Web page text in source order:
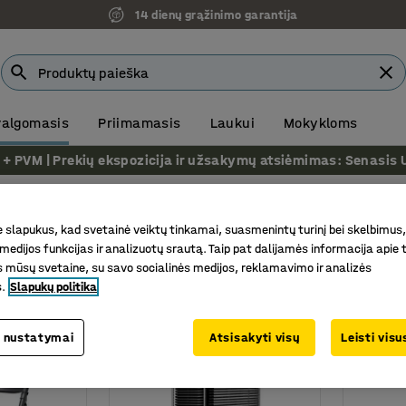
14 dienų grąžinimo garantija
Priimamasis Laukui Mokykloms
PVM | Prekių ekspozicija ir užsakymų atsiėmimas: Senasis
valgomiesiems
Sėdynės aukštis Medžiaga sėdynė
Komplektas
slapukus, kad svetainė veiktų tinkamai, suasmenintų turinį bei
funkcijas ir analizuotų srautą. Taip pat dalijamės informacija apie
mūsų svetaine, su savo socialinės medijos, reklamavimo ir analizės
Slapukų politika
nustatymai Atsisakyti visų Leisti